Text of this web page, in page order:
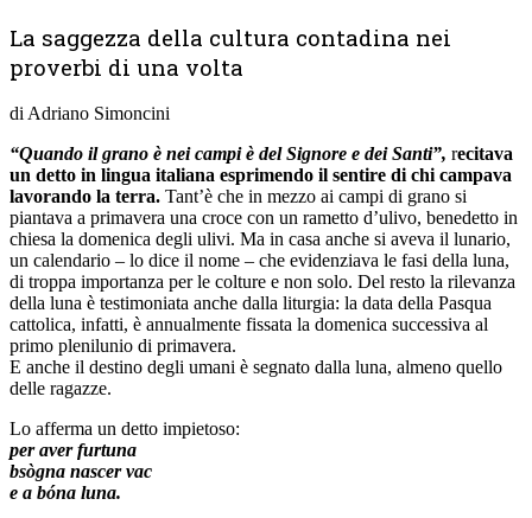
La saggezza della cultura contadina nei
proverbi di una volta
di Adriano Simoncini
“Quando il grano è nei campi è del Signore e dei Santi”, recitava
un detto in lingua italiana esprimendo il sentire di chi campava
lavorando la terra. Tant’è che in mezzo ai campi di grano si
piantava a primavera una croce con un rametto d’ulivo, benedetto in
chiesa la domenica degli ulivi. Ma in casa anche si aveva il lunario,
un calendario – lo dice il nome – che evidenziava le fasi della luna,
di troppa importanza per le colture e non solo. Del resto la rilevanza
della luna è testimoniata anche dalla liturgia: la data della Pasqua
cattolica, infatti, è annualmente fissata la domenica successiva al
primo plenilunio di primavera.
E anche il destino degli umani è segnato dalla luna, almeno quello
delle ragazze.
Lo afferma un detto impietoso:
per aver furtuna
bsògna nascer vac
e a bóna luna.